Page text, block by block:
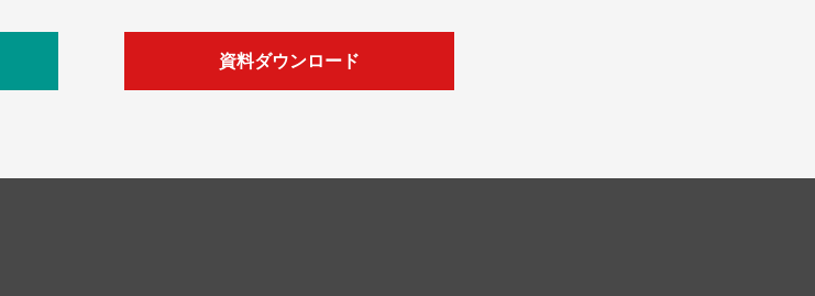
資料ダウンロード